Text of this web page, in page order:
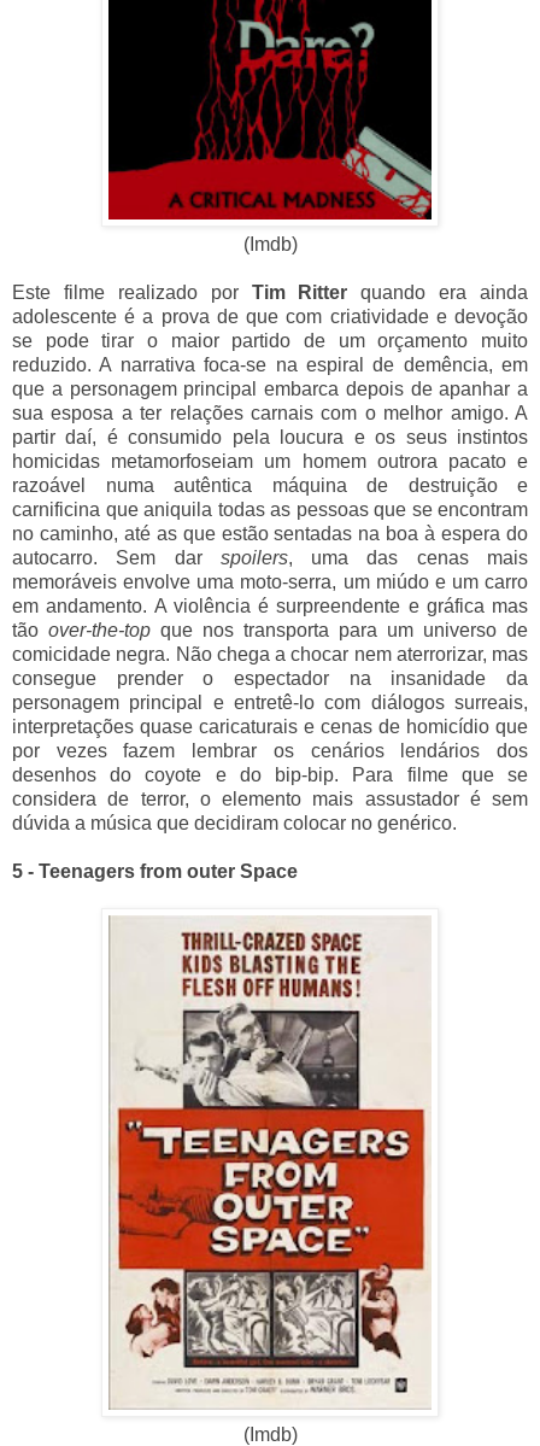
(Imdb)
Este filme realizado por Tim Ritter quando era ainda
adolescente é a prova de que com criatividade e devoção
se pode tirar o maior partido de um orçamento muito
reduzido. A narrativa foca-se na espiral de demência, em
que a personagem principal embarca depois de apanhar a
sua esposa a ter relações carnais com o melhor amigo. A
partir daí, é consumido pela loucura e os seus instintos
homicidas metamorfoseiam um homem outrora pacato e
razoável numa autêntica máquina de destruição e
carnificina que aniquila todas as pessoas que se encontram
no caminho, até as que estão sentadas na boa à espera do
autocarro. Sem dar spoilers, uma das cenas mais
memoráveis envolve uma moto-serra, um miúdo e um carro
em andamento. A violência é surpreendente e gráfica mas
tão over-the-top que nos transporta para um universo de
comicidade negra. Não chega a chocar nem aterrorizar, mas
consegue prender o espectador na insanidade da
personagem principal e entretê-lo com diálogos surreais,
interpretações quase caricaturais e cenas de homicídio que
por vezes fazem lembrar os cenários lendários dos
desenhos do coyote e do bip-bip. Para filme que se
considera de terror, o elemento mais assustador é sem
dúvida a música que decidiram colocar no genérico.
5 - Teenagers from outer Space
(Imdb)